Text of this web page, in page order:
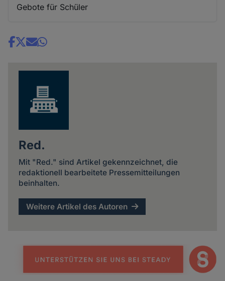
Gebote für Schüler
Share
Red.
Mit "Red." sind Artikel gekennzeichnet, die
redaktionell bearbeitete Pressemitteilungen
beinhalten.
Weitere Artikel des Autoren